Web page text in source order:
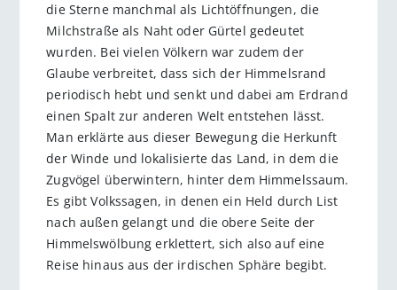
die Sterne manchmal als Lichtöffnungen, die
Milchstraße als Naht oder Gürtel gedeutet
wurden. Bei vielen Völkern war zudem der
Glaube verbreitet, dass sich der Himmelsrand
periodisch hebt und senkt und dabei am Erdrand
einen Spalt zur anderen Welt entstehen lässt.
Man erklärte aus dieser Bewegung die Herkunft
der Winde und lokalisierte das Land, in dem die
Zugvögel überwintern, hinter dem Himmelssaum.
Es gibt Volkssagen, in denen ein Held durch List
nach außen gelangt und die obere Seite der
Himmelswölbung erklettert, sich also auf eine
Reise hinaus aus der irdischen Sphäre begibt.